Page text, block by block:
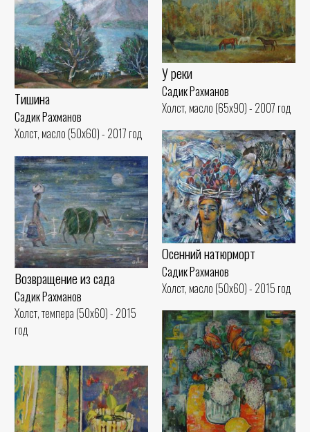
У реки
Садик Рахманов
Холст, масло (65x90) - 2007 год
Тишина
Садик Рахманов
Холст, масло (50x60) - 2017 год
Осенний натюрморт
Садик Рахманов
Холст, масло (50x60) - 2015 год
Возвращение из сада
Садик Рахманов
Холст, темпера (50x60) - 2015
год